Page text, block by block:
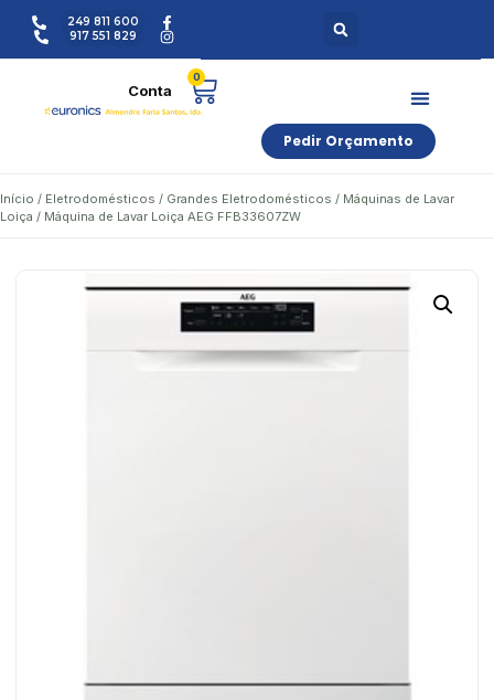
249 811 600
917 551 829
Pedir Orçamento
0
Início / Eletrodomésticos / Grandes Eletrodomésticos / Máquinas de Lavar
Loiça / Máquina de Lavar Loiça AEG FFB33607ZW